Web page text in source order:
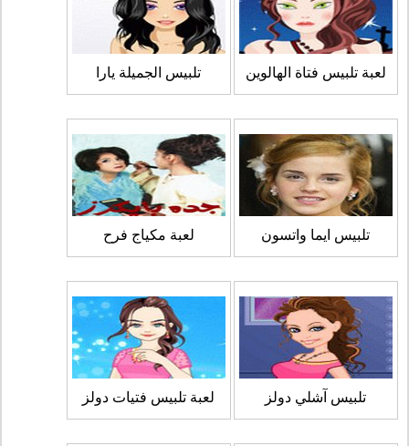
لعبة تلبيس فتاة الهالوين تلبيس الجميلة يارا
تلبيس ايما واتسون لعبة مكياج فرح
تلبيس آشلي دولز لعبة تلبيس فتيات دولز